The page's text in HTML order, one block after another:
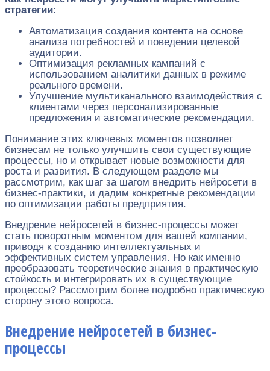
стратегии:
Автоматизация создания контента на основе
анализа потребностей и поведения целевой
аудитории.
Оптимизация рекламных кампаний с
использованием аналитики данных в режиме
реального времени.
Улучшение мультиканального взаимодействия с
клиентами через персонализированные
предложения и автоматические рекомендации.
Понимание этих ключевых моментов позволяет
бизнесам не только улучшить свои существующие
процессы, но и открывает новые возможности для
роста и развития. В следующем разделе мы
рассмотрим, как шаг за шагом внедрить нейросети в
бизнес-практики, и дадим конкретные рекомендации
по оптимизации работы предприятия.
Внедрение нейросетей в бизнес-процессы может
стать поворотным моментом для вашей компании,
приводя к созданию интеллектуальных и
эффективных систем управления. Но как именно
преобразовать теоретические знания в практическую
стойкость и интегрировать их в существующие
процессы? Рассмотрим более подробно практическую
сторону этого вопроса.
Внедрение нейросетей в бизнес-
процессы